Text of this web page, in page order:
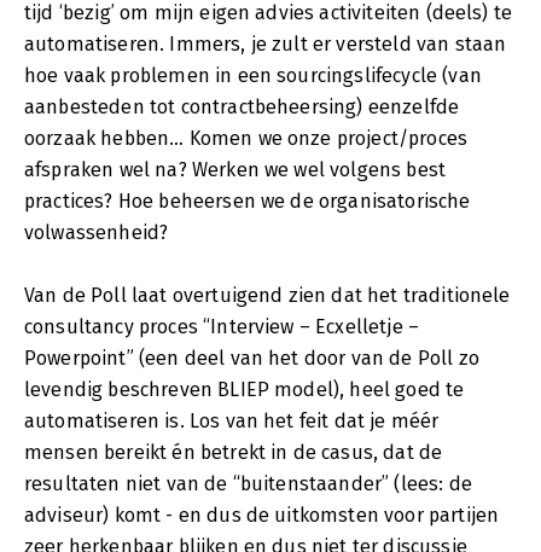
tijd ‘bezig’ om mijn eigen advies activiteiten (deels) te
automatiseren. Immers, je zult er versteld van staan
hoe vaak problemen in een sourcingslifecycle (van
aanbesteden tot contractbeheersing) eenzelfde
oorzaak hebben… Komen we onze project/proces
afspraken wel na? Werken we wel volgens best
practices? Hoe beheersen we de organisatorische
volwassenheid?
Van de Poll laat overtuigend zien dat het traditionele
consultancy proces “Interview – Ecxelletje –
Powerpoint” (een deel van het door van de Poll zo
levendig beschreven BLIEP model), heel goed te
automatiseren is. Los van het feit dat je méér
mensen bereikt én betrekt in de casus, dat de
resultaten niet van de “buitenstaander” (lees: de
adviseur) komt - en dus de uitkomsten voor partijen
zeer herkenbaar blijken en dus niet ter discussie